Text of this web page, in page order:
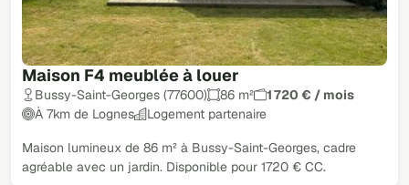
Maison F4 meublée à louer
Bussy-Saint-Georges (77600) 86 m²
1 720 € / mois
À 7km de Lognes
Logement partenaire
Maison lumineux de 86 m² à Bussy-Saint-Georges, cadre
agréable avec un jardin. Disponible pour 1720 € CC.